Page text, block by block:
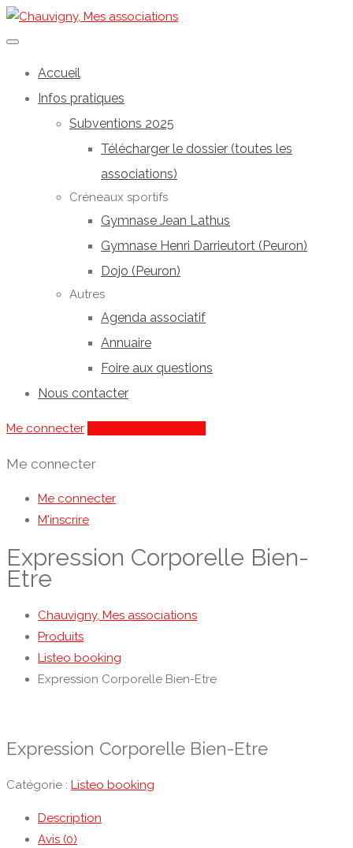
Accueil
Infos pratiques
Subventions 2025
Télécharger le dossier (toutes les
associations)
Créneaux sportifs
Gymnase Jean Lathus
Gymnase Henri Darrieutort (Peuron)
Dojo (Peuron)
Autres
Agenda associatif
Annuaire
Foire aux questions
Nous contacter
Me connecter
Me connecter
Me connecter
M'inscrire
Expression Corporelle Bien-
Etre
Chauvigny, Mes associations
Produits
Listeo booking
Expression Corporelle Bien-Etre
Expression Corporelle Bien-Etre
Catégorie : Listeo booking
Description
Avis (0)